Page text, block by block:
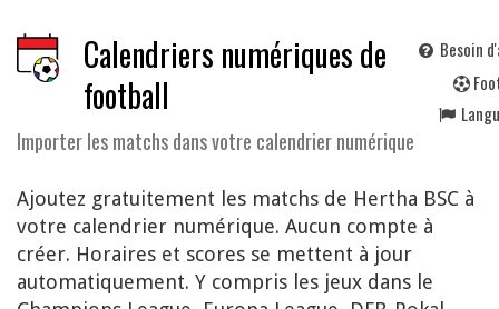
Calendriers numériques de
football
Importer les matchs dans votre calendrier numérique
Besoin
F
Ajoutez gratuitement les matchs de Hertha BSC à
votre calendrier numérique. Aucun compte à
créer. Horaires et scores se mettent à jour
automatiquement. Y compris les jeux dans le